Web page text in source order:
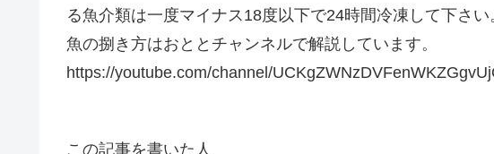
る魚介類は一度マイナス18度以下で24時間冷凍して下さい
魚の捌き方はおととチャンネルで解説しています。
https://youtube.com/channel/
この記事を書いた人